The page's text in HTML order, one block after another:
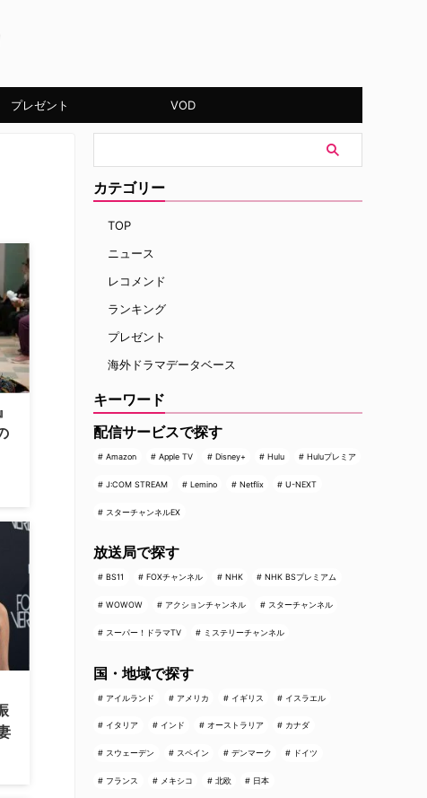
プレゼント VOD
カテゴリー
TOP
ニュース
レコメンド
ランキング
プレゼント
海外ドラマデータベース
キーワード
配信サービスで探す
Amazon Apple TV Disney+ Hulu Huluプレミア
J:COM STREAM Lemino Netflix U-NEXT
スターチャンネルEX
放送局で探す
BS11 FOXチャンネル NHK NHK BSプレミアム
WOWOW アクションチャンネル スターチャンネル
スーパー！ドラマTV ミステリーチャンネル
国・地域で探す
アイルランド アメリカ イギリス イスラエル
イタリア インド オーストラリア カナダ
スウェーデン スペイン デンマーク ドイツ
フランス メキシコ 北欧 日本